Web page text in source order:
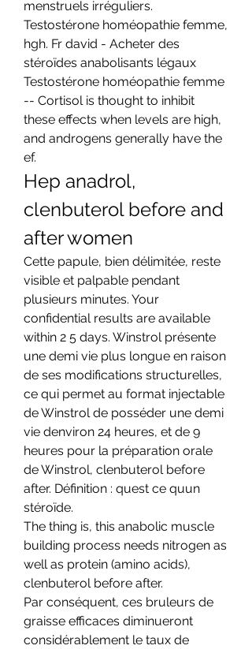
menstruels irréguliers.
Testostérone homéopathie femme,
hgh. Fr david - Acheter des
stéroïdes anabolisants légaux
Testostérone homéopathie femme
-- Cortisol is thought to inhibit
these effects when levels are high,
and androgens generally have the
ef.
Hep anadrol,
clenbuterol before and
after women
Cette papule, bien délimitée, reste
visible et palpable pendant
plusieurs minutes. Your
confidential results are available
within 2 5 days. Winstrol présente
une demi vie plus longue en raison
de ses modifications structurelles,
ce qui permet au format injectable
de Winstrol de posséder une demi
vie denviron 24 heures, et de 9
heures pour la préparation orale
de Winstrol, clenbuterol before
after. Définition : quest ce quun
stéroïde.
The thing is, this anabolic muscle
building process needs nitrogen as
well as protein (amino acids),
clenbuterol before after.
Par conséquent, ces bruleurs de
graisse efficaces diminueront
considérablement le taux de